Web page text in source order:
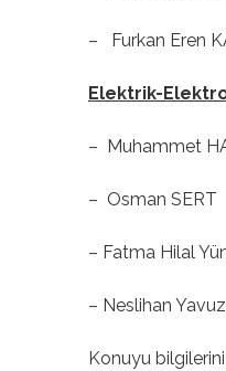
– Furkan Eren
Elektrik-
– Muhammet
– Osman
– Fatma Hilal
– Neslihan
Konuyu